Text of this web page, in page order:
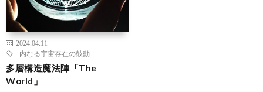
2024.04.11
内なる宇宙存在の鼓動
多層構造魔法陣「The
World」